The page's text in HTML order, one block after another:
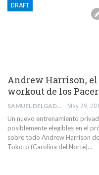
DRAFT
Andrew Harrison, el
workout de los
SAMUEL DELGADO PEÑA May 29,
Un nuevo entrenamiento
posiblemente elegibles en el
sobre todo Andrew Harrison
Tokoto (Carolina del Norte)…